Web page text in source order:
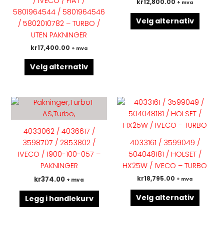
5801964544 / 5801964546
/ 5802010782 – TURBO /
UTEN PAKNINGER
kr17,400.00 + mva
Velg alternativ
på
produktsiden
kr12,800.00 + mva
Velg alternativ
4033062 / 4036617 /
3598707 / 2853802 /
IVECO / 1900-100-057 –
PAKNINGER
kr374.00 + mva
Legg i handlekurv
4033161 / 3599049 /
504048181 / HOLSET /
HX25W / IVECO – TURBO
kr18,795.00 + mva
Velg alternativ
Dette
har
flere
kan